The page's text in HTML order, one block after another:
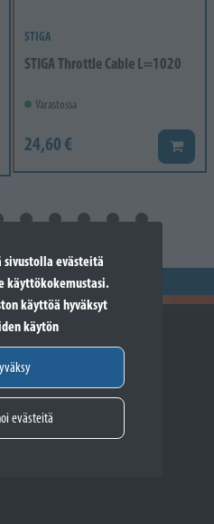
evästeitä
käyttökokemustasi.
käyttöä hyväksyt
käytön
evästeitä
vaihtoehto
STIGA
STIGA Throttle Cable L=1020
Varastossa
24,60 € Lisää